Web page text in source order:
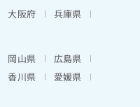
大阪府
兵庫県
岡山県
広島県
香川県
愛媛県